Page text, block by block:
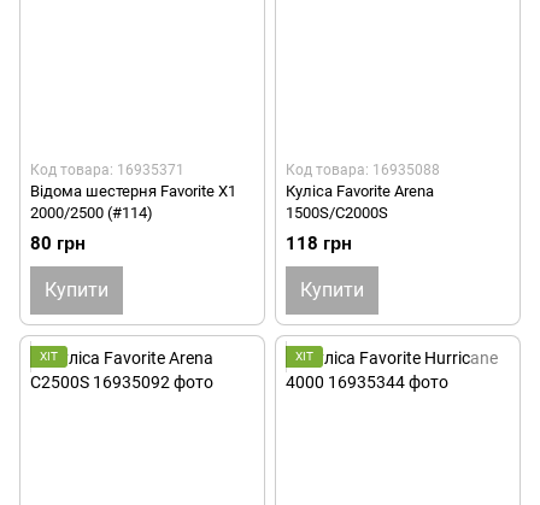
Код товара: 16935371
Відома шестерня Favorite X1
2000/2500 (#114)
80 грн
Купити
Код товара: 16935088
Куліса Favorite Arena
1500S/C2000S
118 грн
Купити
ХІТ ХІТ